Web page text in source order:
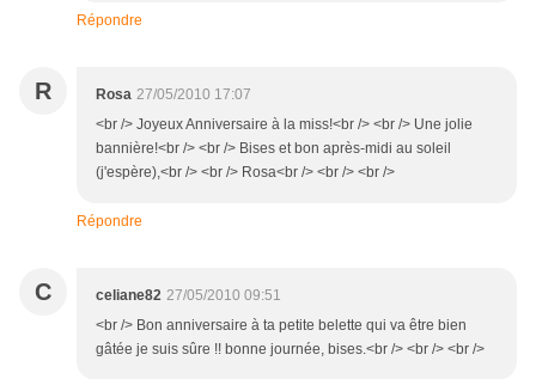
Répondre
R Rosa 27/05/2010 17:07
<br /> Joyeux Anniversaire à la miss!<br /> <br /> Une jolie
bannière!<br /> <br /> Bises et bon après-midi au soleil
(j'espère),<br /> <br /> Rosa<br /> <br /> <br />
Répondre
C celiane82 27/05/2010 09:51
<br /> Bon anniversaire à ta petite belette qui va être bien
gâtée je suis sûre !! bonne journée, bises.<br /> <br /> <br />